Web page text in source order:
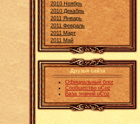
2010 Ноябрь
2010 Декабрь
2011 Январь
2011 Февраль
2011 Март
2011 Май
Друзья сайта
Официальный блог
Сообщество uCoz
База знаний uCoz